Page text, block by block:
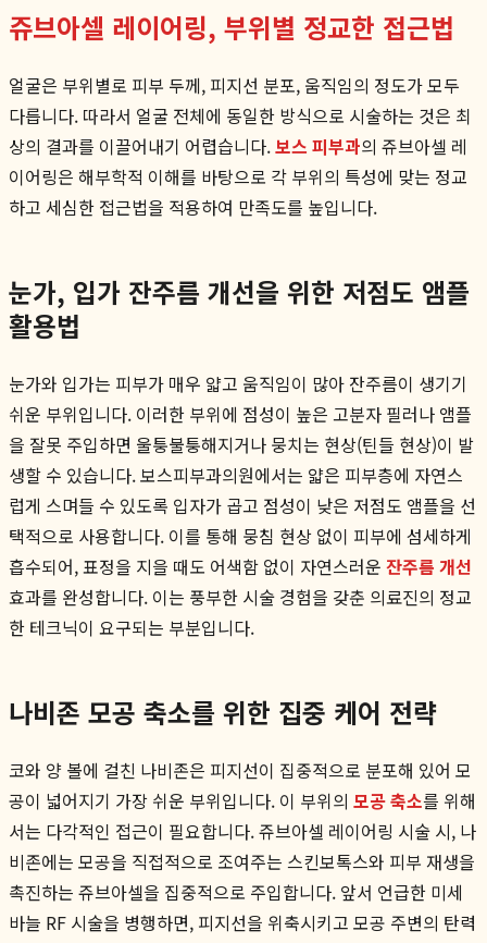
쥬브아셀 레이어링, 부위별 정교한 접근법
얼굴은 부위별로 피부 두께, 피지선 분포, 움직임의 정도가 모두
다릅니다. 따라서 얼굴 전체에 동일한 방식으로 시술하는 것은 최
상의 결과를 이끌어내기 어렵습니다.보스 피부과의 쥬브아셀 레
이어링은 해부학적 이해를 바탕으로 각 부위의 특성에 맞는 정교
하고 세심한 접근법을 적용하여 만족도를 높입니다.
눈가, 입가 잔주름 개선을 위한 저점도 앰플
활용법
눈가와 입가는 피부가 매우 얇고 움직임이 많아 잔주름이 생기기
쉬운 부위입니다. 이러한 부위에 점성이 높은 고분자 필러나 앰플
을 잘못 주입하면 울퉁불퉁해지거나 뭉치는 현상(틴들 현상)이 발
생할 수 있습니다. 보스피부과의원에서는 얇은 피부층에 자연스
럽게 스며들 수 있도록 입자가 곱고 점성이 낮은 저점도 앰플을 선
택적으로 사용합니다. 이를 통해 뭉침 현상 없이 피부에 섬세하게
흡수되어, 표정을 지을 때도 어색함 없이 자연스러운 잔주름 개선
효과를 완성합니다. 이는 풍부한 시술 경험을 갖춘 의료진의 정교
한 테크닉이 요구되는 부분입니다.
나비존 모공 축소를 위한 집중 케어 전략
코와 양 볼에 걸친 나비존은 피지선이 집중적으로 분포해 있어 모
공이 넓어지기 가장 쉬운 부위입니다. 이 부위의 모공 축소를 위해
서는 다각적인 접근이 필요합니다. 쥬브아셀 레이어링 시술 시, 나
비존에는 모공을 직접적으로 조여주는 스킨보톡스와 피부 재생을
촉진하는 쥬브아셀을 집중적으로 주입합니다. 앞서 언급한 미세
바늘 RF 시술을 병행하면, 피지선을 위축시키고 모공 주변의 탄력